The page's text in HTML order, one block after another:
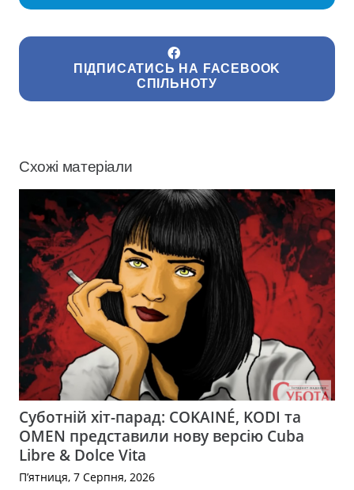
ПІДПИСАТИСЬ НА FACEBOOK
СПІЛЬНОТУ
Схожі матеріали
Суботній хіт-парад: COKAINÉ, KODI та
OMEN представили нову версію Cuba
Libre & Dolce Vita
П’ятниця, 7 Серпня, 2026